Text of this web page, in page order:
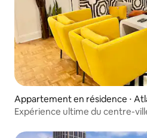
Appartement en résidence ⋅
Expérience ultime du centre-